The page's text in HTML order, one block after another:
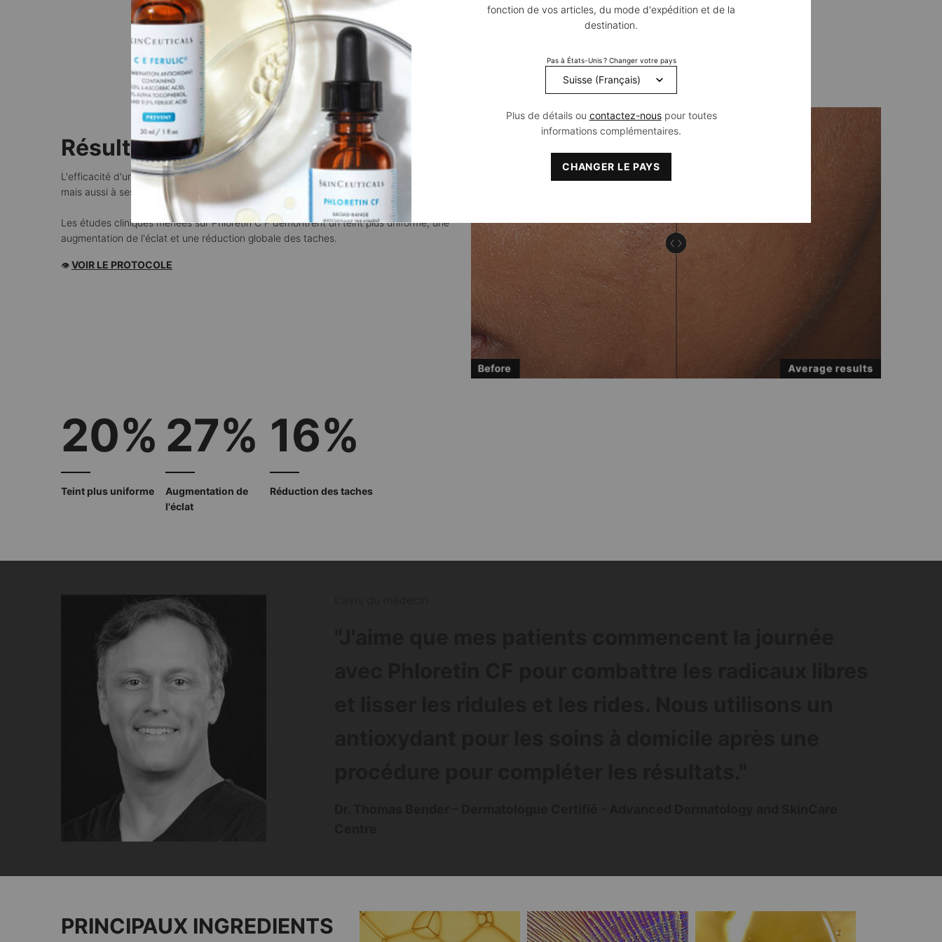
LA PREUVE SCIENTIFIQUE
Résultats Visibles
L'efficacité d'un antioxydant ne se limite pas à sa protection environnementale supérieure,
mais aussi à ses résultats anti-âge visibles.
Les études cliniques menées sur Phloretin C F démontrent un teint plus uniforme, une
augmentation de l'éclat et une réduction globale des taches.
👁 VOIR LE PROTOCOLE
20%
Teint plus uniforme
27%
Augmentation de
l'éclat
16%
Réduction des taches
PRINCIPAUX INGREDIENTS
fonction de vos articles, du mode d'expédition et de la
destination.
Pas à États-Unis ? Changer votre pays
Plus de détails ou contactez-nouspour toutes
informations complémentaires.
CHANGER LE PAYS